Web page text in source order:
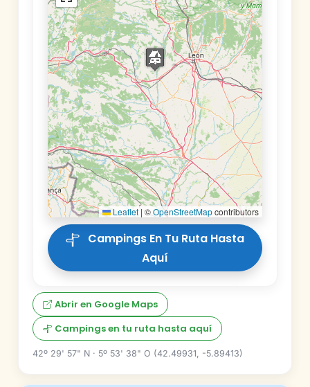
Leaflet | ©OpenStreetMapcontributors
Aquí
Abrir en Google Maps
Campings en tu ruta hasta aquí
42º 29' 57" N · 5º 53' 38" O (42.49931, -5.89413)